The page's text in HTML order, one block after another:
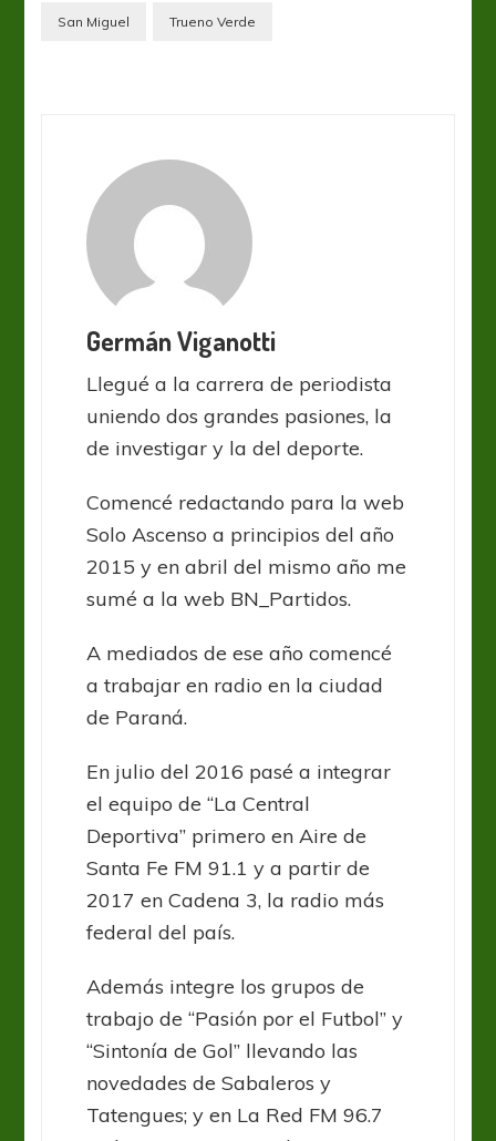
San Miguel Trueno Verde
Germán Viganotti
Llegué a la carrera de periodista
uniendo dos grandes pasiones, la
de investigar y la del deporte.
Comencé redactando para la web
Solo Ascenso a principios del año
2015 y en abril del mismo año me
sumé a la web BN_Partidos.
A mediados de ese año comencé
a trabajar en radio en la ciudad
de Paraná.
En julio del 2016 pasé a integrar
el equipo de “La Central
Deportiva” primero en Aire de
Santa Fe FM 91.1 y a partir de
2017 en Cadena 3, la radio más
federal del país.
Además integre los grupos de
trabajo de “Pasión por el Futbol” y
“Sintonía de Gol” llevando las
novedades de Sabaleros y
Tatengues; y en La Red FM 96.7